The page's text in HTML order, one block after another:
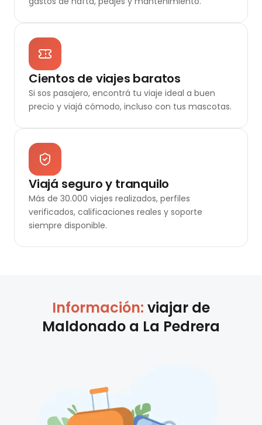
Cientos de viajes baratos
Si sos pasajero, encontrá tu viaje ideal a buen
precio y viajá cómodo, incluso con tus mascotas.
Viajá seguro y tranquilo
Más de 30.000 viajes realizados, perfiles
verificados, calificaciones reales y soporte
siempre disponible.
Información: viajar de
Maldonado a La Pedrera